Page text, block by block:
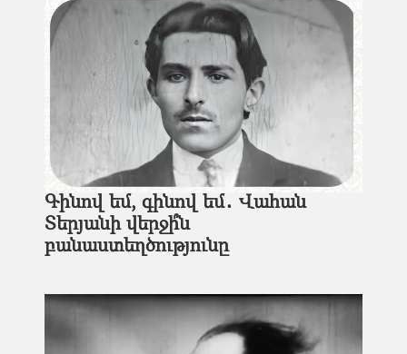
Գինով եմ, գինով եմ․ Վահան
Տերյանի վերջի՞ն
բանաստեղծությունը